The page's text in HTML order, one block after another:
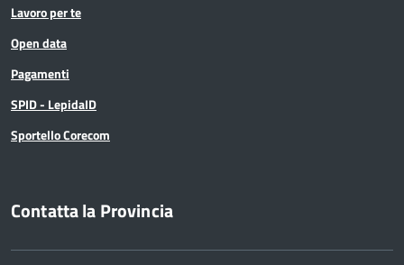
Lavoro per te
Open data
Pagamenti
SPID - LepidaID
Sportello Corecom
Contatta la Provincia